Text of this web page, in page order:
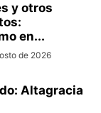
y otros
en...
de 2026
Altagracia